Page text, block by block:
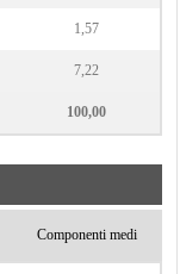
1,57
7,22
100,00
Componenti medi